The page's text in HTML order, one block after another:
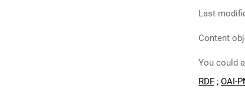
Last
Content
You could
RDF ; OAI-